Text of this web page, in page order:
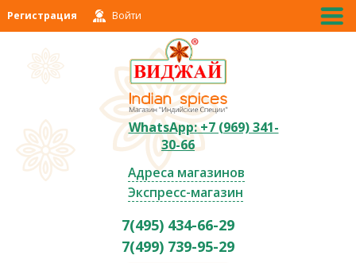
Регистрация Войти
WhatsApp: +7 (969) 341-
30-66
Адреса магазинов
Экспресс-магазин
7(495) 434-66-29
7(499) 739-95-29